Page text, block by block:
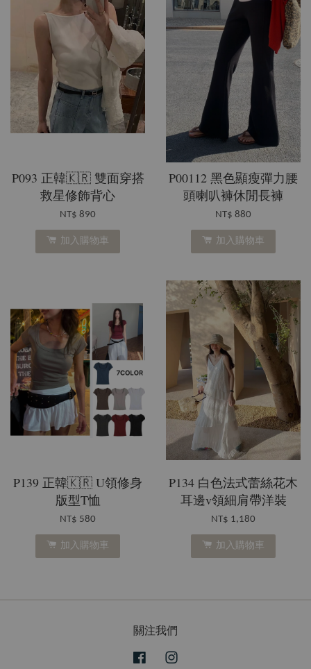
P093 正韓🇰🇷 雙面穿搭
救星修飾背心
NT$ 890
加入購物車
P00112 黑色顯瘦彈力腰
頭喇叭褲休閒長褲
NT$ 880
加入購物車
P139 正韓🇰🇷 U領修身
版型T恤
NT$ 580
加入購物車
P134 白色法式蕾絲花木
耳邊v領細肩帶洋裝
NT$ 1,180
加入購物車
關注我們
Facebook